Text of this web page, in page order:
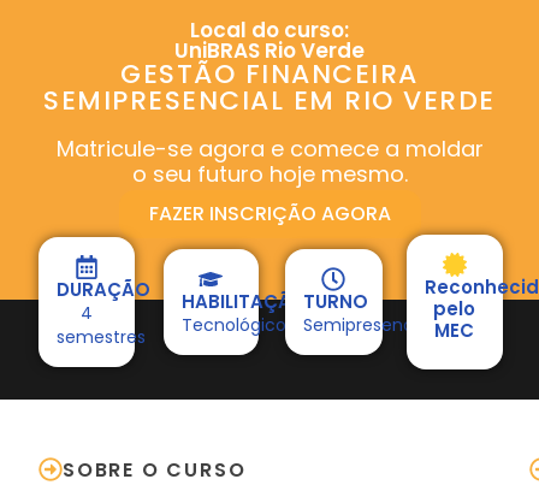
Local do curso:
UniBRAS Rio Verde
GESTÃO FINANCEIRA
SEMIPRESENCIAL EM RIO VERDE
Matricule-se agora e comece a moldar
o seu futuro hoje mesmo.
FAZER INSCRIÇÃO AGORA
DURAÇÃO
4
semestres
HABILITAÇÃO
Tecnológico
TURNO
Semipresencial
pelo
MEC
SOBRE O CURSO